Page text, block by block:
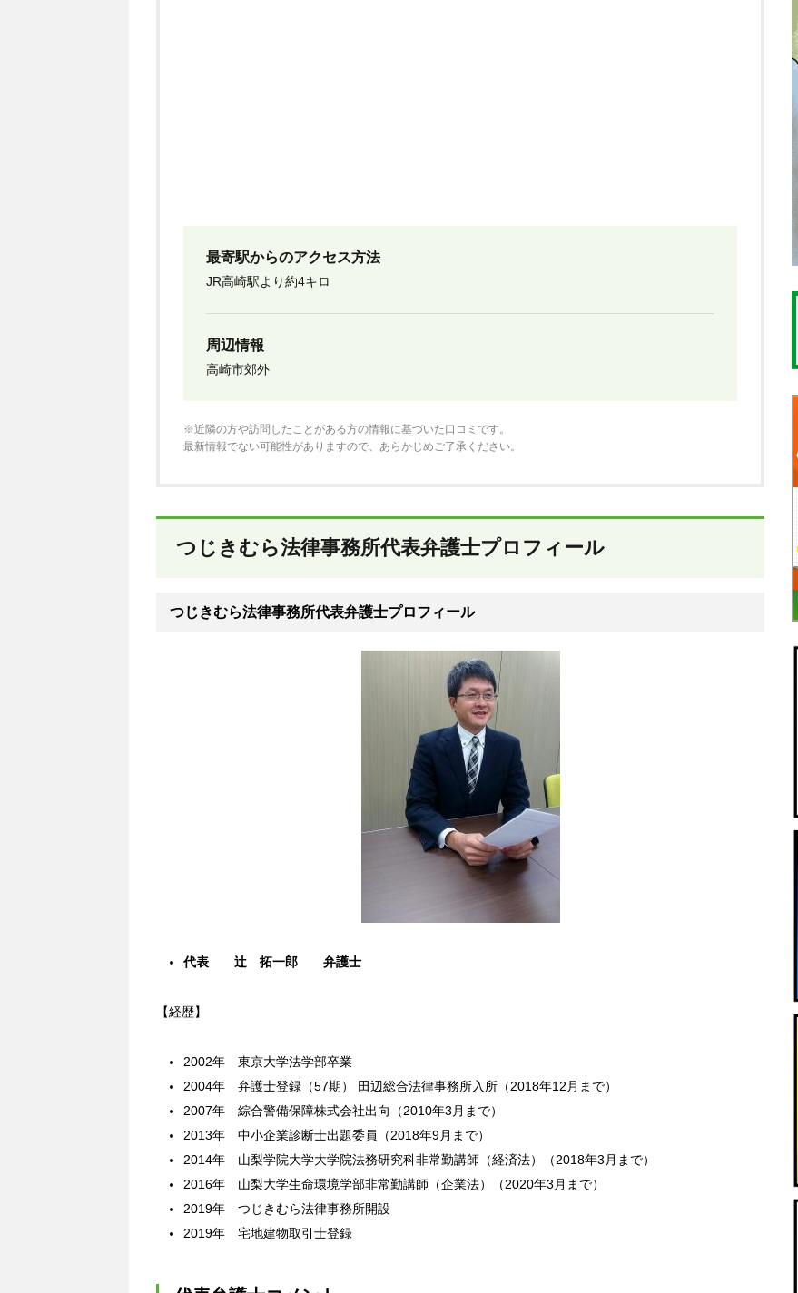
最寄駅からのアクセス方法
JR高崎駅より約4キロ
周辺情報
高崎市郊外
※近隣の方や訪問したことがある方の情報に基づいた口コミです。
最新情報でない可能性がありますので、あらかじめご了承ください。
つじきむら法律事務所代表弁護士プロフィール
つじきむら法律事務所代表弁護士プロフィール
代表 辻 拓一郎 弁護士
【経歴】
2002年 東京大学法学部卒業
2004年 弁護士登録（57期） 田辺総合法律事務所入所（2018年12月まで）
2007年 綜合警備保障株式会社出向（2010年3月まで）
2013年 中小企業診断士出題委員（2018年9月まで）
2014年 山梨学院大学大学院法務研究科非常勤講師（経済法）（2018年3月まで）
2016年 山梨大学生命環境学部非常勤講師（企業法）（2020年3月まで）
2019年 つじきむら法律事務所開設
2019年 宅地建物取引士登録